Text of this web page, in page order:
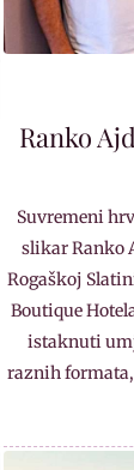
Ranko
Suvremeni
slikar Ranko
Rogaškoj
Boutique
istaknuti
raznih formata,